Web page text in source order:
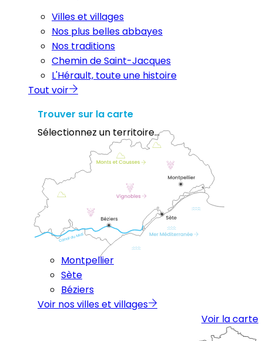
Villes et villages
Nos plus belles abbayes
Nos traditions
Chemin de Saint-Jacques
L'Hérault, toute une histoire
Tout voir
Trouver sur la carte
Sélectionnez un territoire...
Montpellier
Sète
Béziers
Voir nos villes et villages
Voir la carte